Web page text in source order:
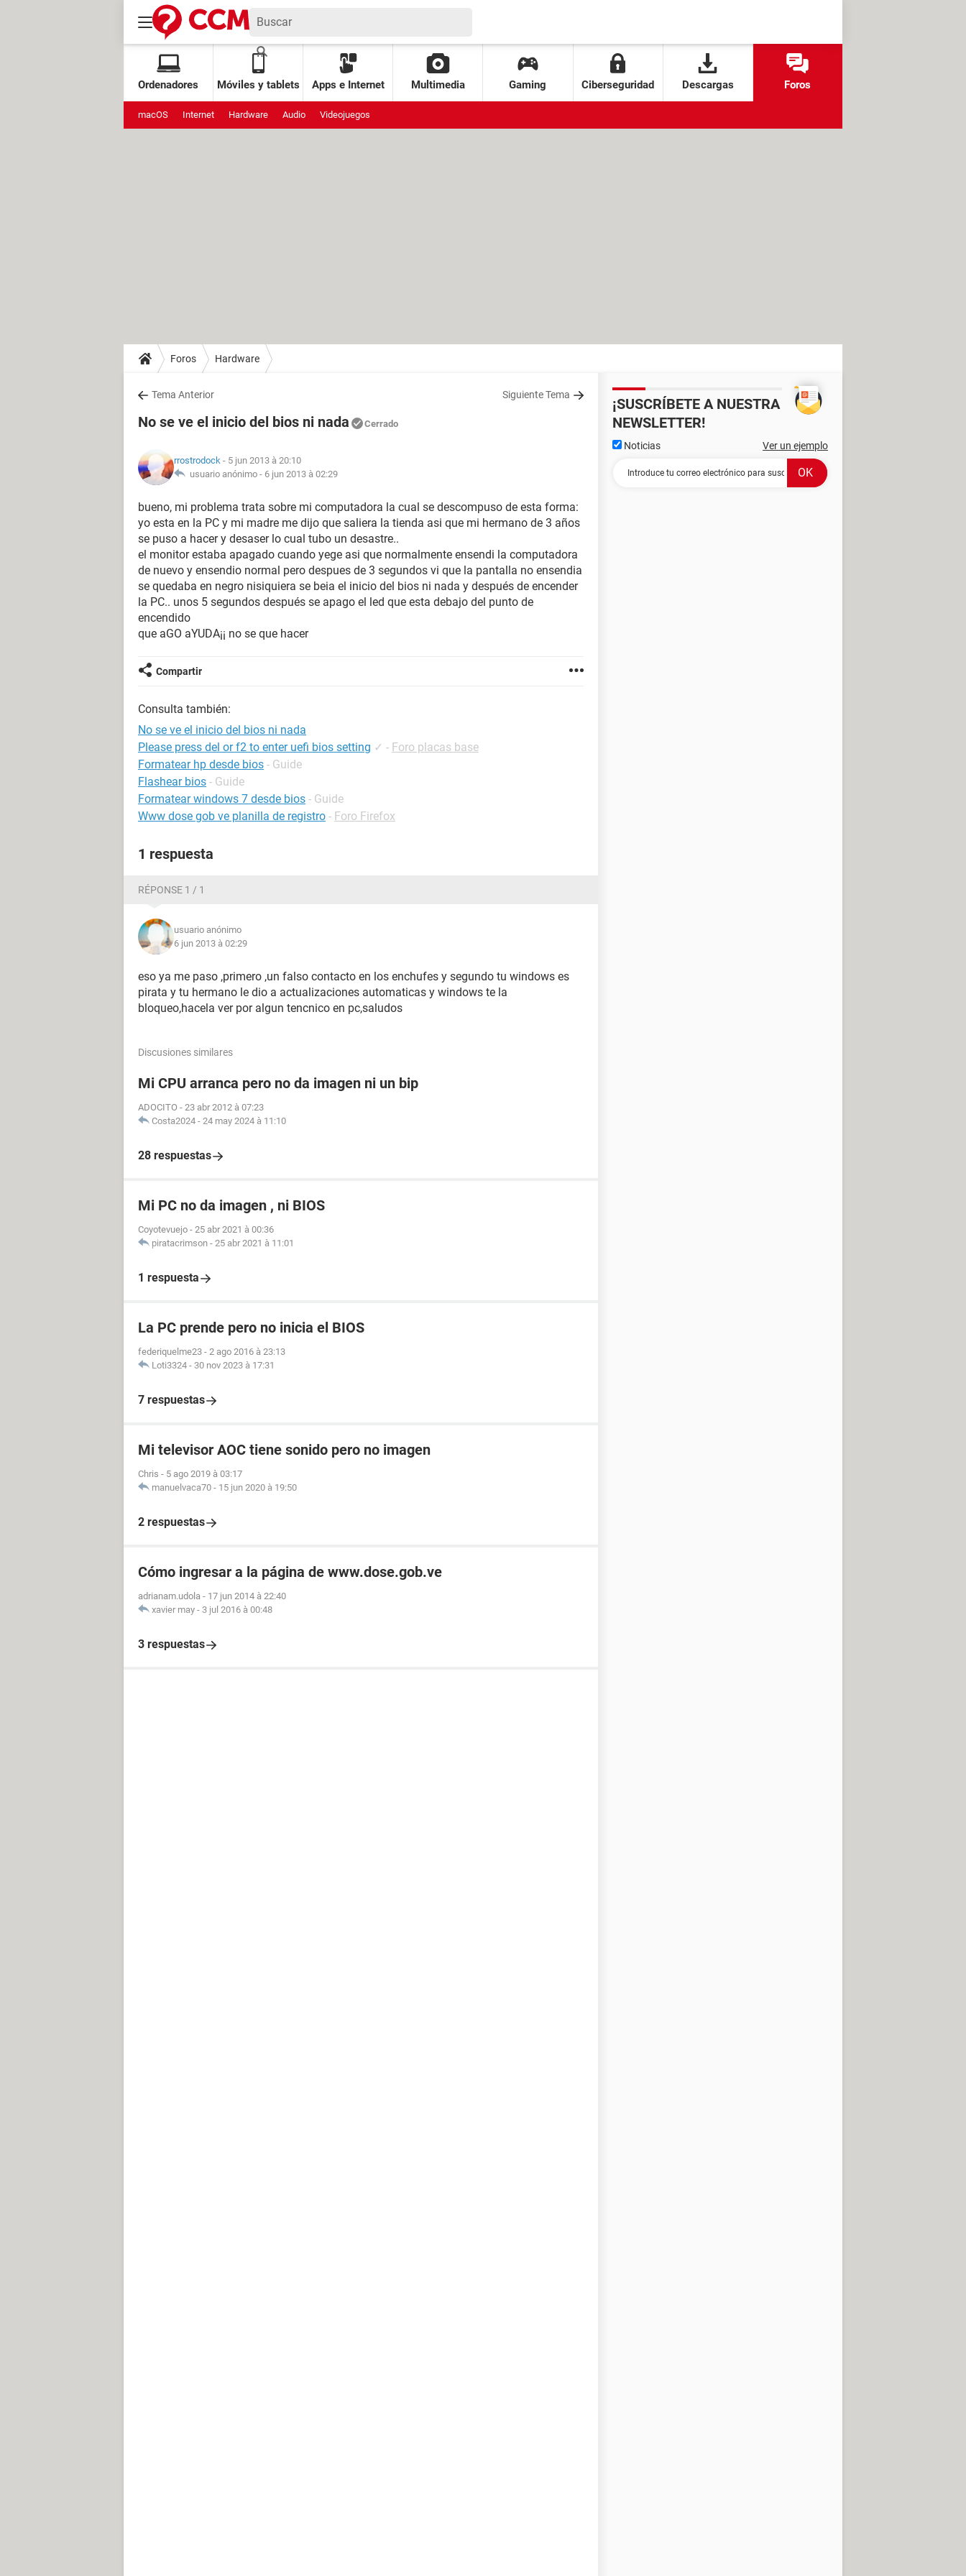
Ordenadores Móviles y tablets Apps e Internet Multimedia Gaming Ciberseguridad Descargas Foros
macOS Internet Hardware Audio Videojuegos
Foros Hardware
Tema Anterior Siguiente Tema
No se ve el inicio del bios ni nada Cerrado
rrostrodock - 5 jun 2013 à 20:10
usuario anónimo - 6 jun 2013 à 02:29
bueno, mi problema trata sobre mi computadora la cual se descompuso de esta forma:
yo esta en la PC y mi madre me dijo que saliera la tienda asi que mi hermano de 3 años
se puso a hacer y desaser lo cual tubo un desastre..
el monitor estaba apagado cuando yege asi que normalmente ensendi la computadora
de nuevo y ensendio normal pero despues de 3 segundos vi que la pantalla no ensendia
se quedaba en negro nisiquiera se beia el inicio del bios ni nada y después de encender
la PC.. unos 5 segundos después se apago el led que esta debajo del punto de
encendido
que aGO aYUDA¡¡ no se que hacer
Compartir
Consulta también:
No se ve el inicio del bios ni nada
Please press del or f2 to enter uefi bios setting ✓ - Foro placas base
Formatear hp desde bios - Guide
Flashear bios - Guide
Formatear windows 7 desde bios - Guide
Www dose gob ve planilla de registro - Foro Firefox
1 respuesta
RÉPONSE 1 / 1
usuario anónimo
6 jun 2013 à 02:29
eso ya me paso ,primero ,un falso contacto en los enchufes y segundo tu windows es
pirata y tu hermano le dio a actualizaciones automaticas y windows te la
bloqueo,hacela ver por algun tencnico en pc,saludos
Discusiones similares
Mi CPU arranca pero no da imagen ni un bip
ADOCITO - 23 abr 2012 à 07:23
Costa2024 - 24 may 2024 à 11:10
28 respuestas
Mi PC no da imagen , ni BIOS
Coyotevuejo - 25 abr 2021 à 00:36
piratacrimson - 25 abr 2021 à 11:01
1 respuesta
La PC prende pero no inicia el BIOS
federiquelme23 - 2 ago 2016 à 23:13
Loti3324 - 30 nov 2023 à 17:31
7 respuestas
Mi televisor AOC tiene sonido pero no imagen
Chris - 5 ago 2019 à 03:17
manuelvaca70 - 15 jun 2020 à 19:50
2 respuestas
Cómo ingresar a la página de www.dose.gob.ve
adrianam.udola - 17 jun 2014 à 22:40
xavier may - 3 jul 2016 à 00:48
3 respuestas
¡SUSCRÍBETE A NUESTRA
NEWSLETTER!
Noticias Ver un ejemplo